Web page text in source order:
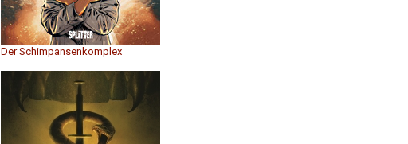
Der Schimpansenkomplex